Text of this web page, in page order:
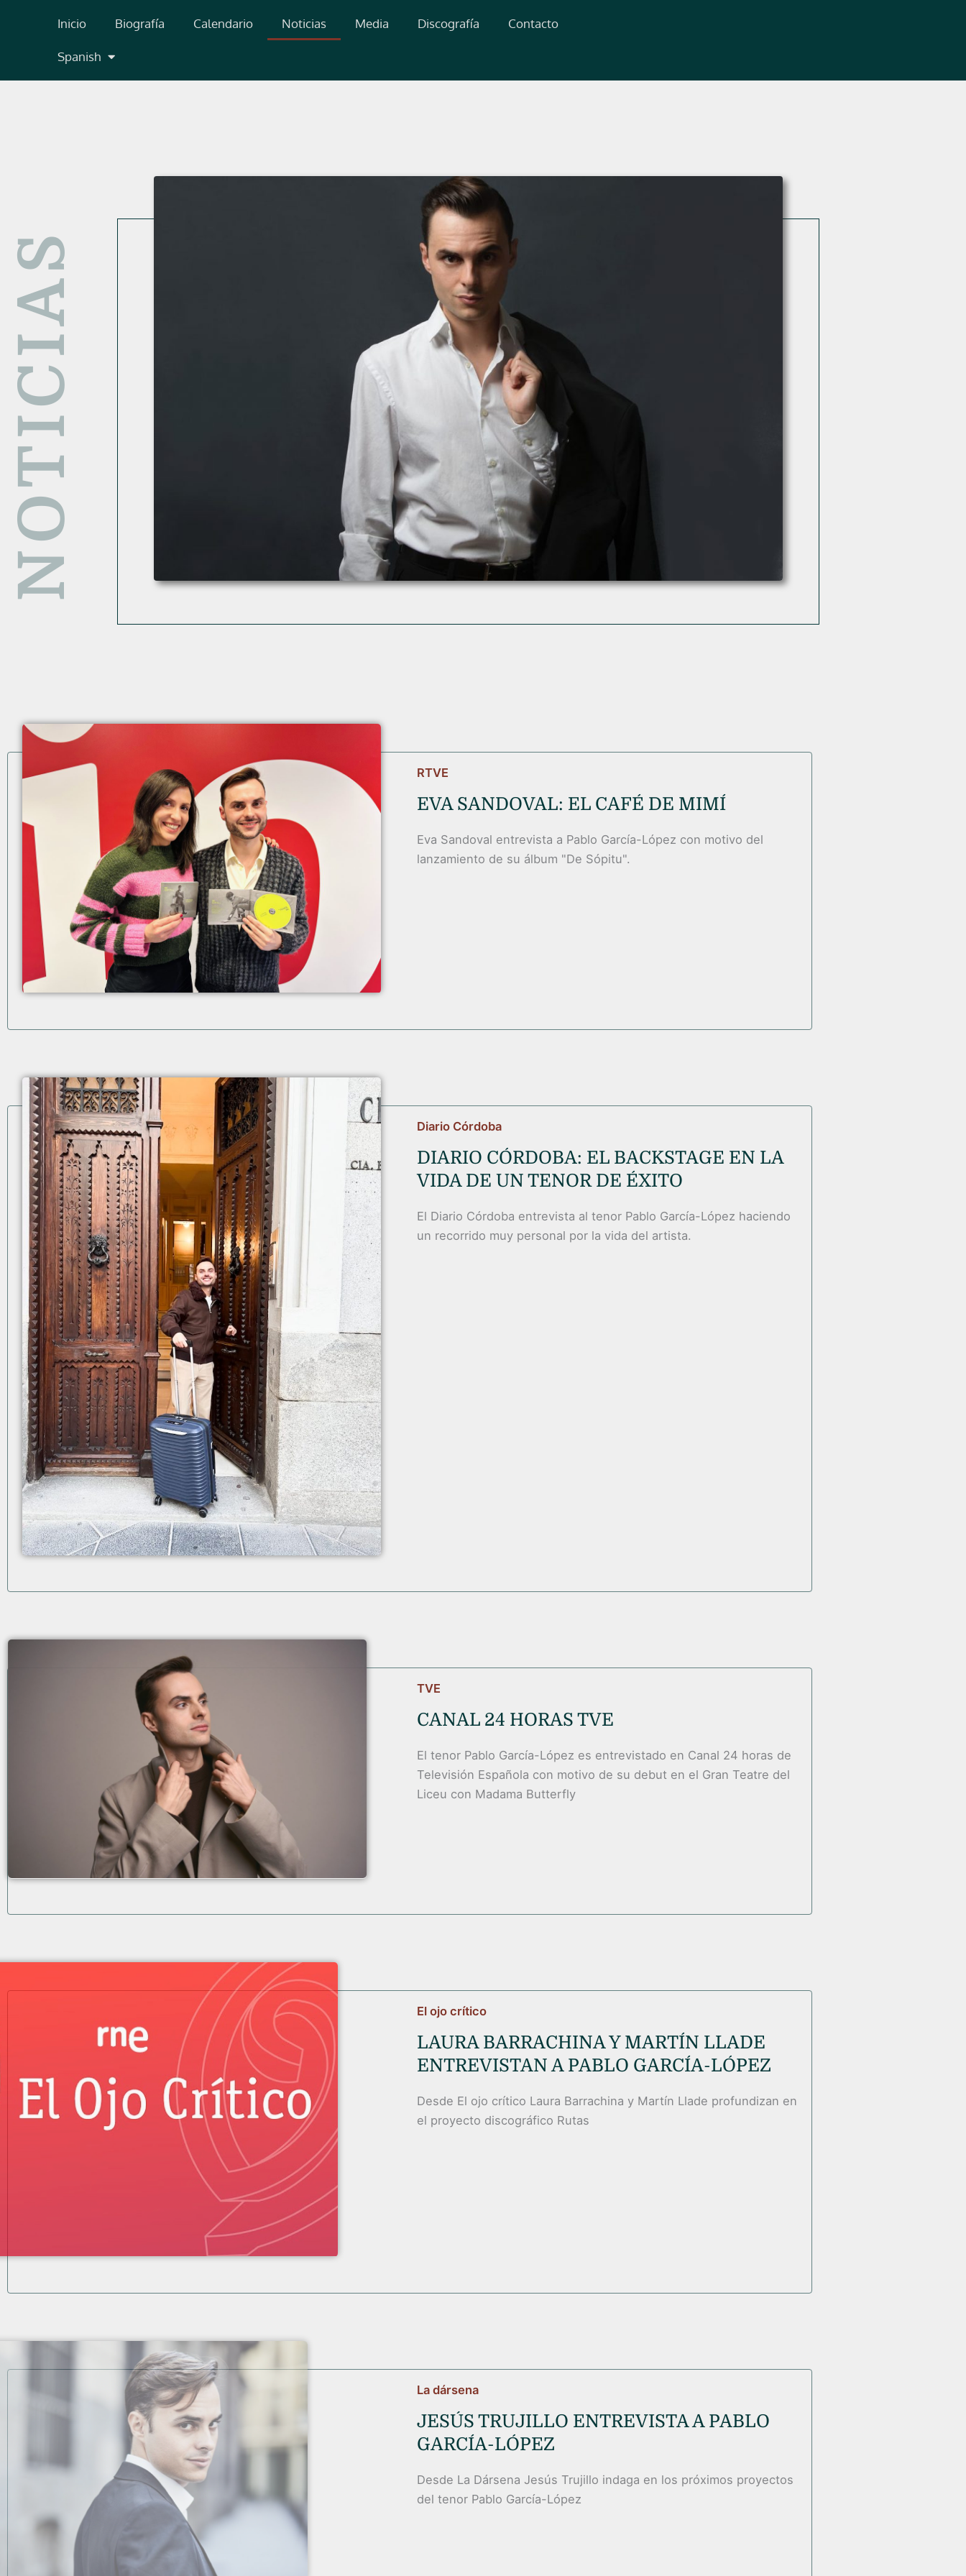
Inicio Biografía Calendario Noticias Media Discografía Contacto
Spanish
NOTICIAS
RTVE
EVA SANDOVAL: EL CAFÉ DE MIMÍ
Eva Sandoval entrevista a Pablo García-López con motivo del
lanzamiento de su álbum "De Sópitu".
Diario Córdoba
DIARIO CÓRDOBA: EL BACKSTAGE EN LA
VIDA DE UN TENOR DE ÉXITO
El Diario Córdoba entrevista al tenor Pablo García-López haciendo
un recorrido muy personal por la vida del artista.
TVE
CANAL 24 HORAS TVE
El tenor Pablo García-López es entrevistado en Canal 24 horas de
Televisión Española con motivo de su debut en el Gran Teatre del
Liceu con Madama Butterfly
El ojo crítico
LAURA BARRACHINA Y MARTÍN LLADE
ENTREVISTAN A PABLO GARCÍA-LÓPEZ
Desde El ojo crítico Laura Barrachina y Martín Llade profundizan en
el proyecto discográfico Rutas
La dársena
JESÚS TRUJILLO ENTREVISTA A PABLO
GARCÍA-LÓPEZ
Desde La Dársena Jesús Trujillo indaga en los próximos proyectos
del tenor Pablo García-López
á
a
i i
n
a
i
n
a